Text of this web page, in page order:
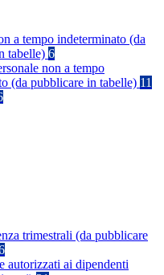
a tempo indeterminato (da
tabelle) 6
non a tempo
(da pubblicare in tabelle) 11
trimestrali (da pubblicare
autorizzati ai dipendenti